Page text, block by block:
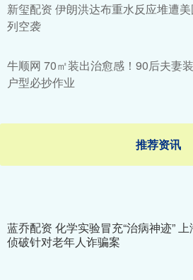
新玺配资 伊朗洪达布重水反应堆遭
列空袭
牛顺网 70㎡装出治愈感！90后夫妻
户型必抄作业
推荐资讯
蓝乔配资 化学实验冒充“治病神迹”
侦破针对老年人诈骗案